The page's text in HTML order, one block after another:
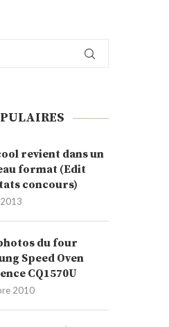
revient dans un
format (Edit
concours)
du four
Speed Oven
CQ1570U
2010